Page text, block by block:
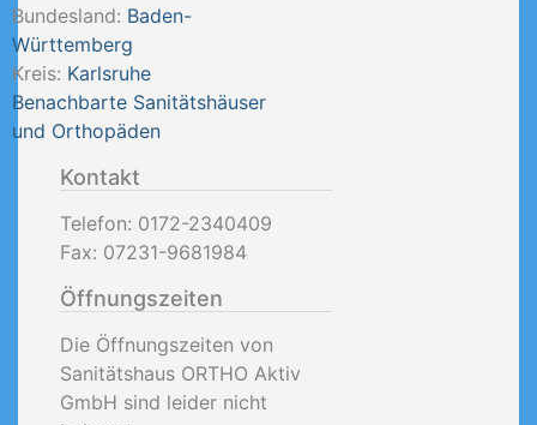
Bundesland: Baden-
Württemberg
Kreis: Karlsruhe
Benachbarte Sanitätshäuser
und Orthopäden
Kontakt
Telefon: 0172-2340409
Fax: 07231-9681984
Öffnungszeiten
Die Öffnungszeiten von
Sanitätshaus ORTHO Aktiv
GmbH sind leider nicht